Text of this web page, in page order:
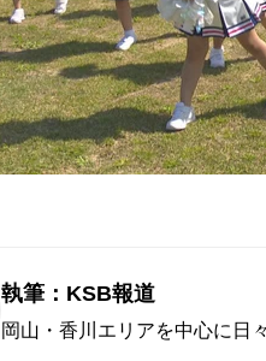
執筆：KSB報道
岡山・香川エリアを中心に日